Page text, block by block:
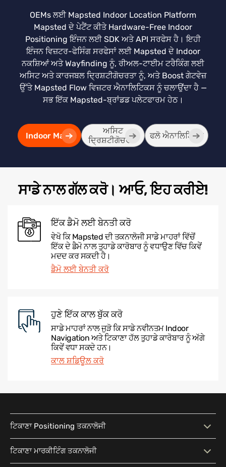
OEMs ਲਈ Mapsted Indoor Location Platform
Mapsted ਦੇ ਪੇਟੈਂਟ ਕੀਤੇ Hardware-Free Indoor
Positioning ਇੰਜਨ ਲਈ SDK ਅਤੇ API ਸਰਫੇਸ ਹੈ। ਇਹੀ
ਇੰਜਨ ਵਿਜ਼ਟਰ-ਫੇਸਿੰਗ ਸਰਫੇਸਾਂ ਲਈ Mapsted ਦੇ Indoor
ਨਕਸ਼ਿਆਂ ਅਤੇ Wayfinding ਨੂੰ, ਰੀਅਲ-ਟਾਈਮ ਟਰੈਕਿੰਗ ਲਈ
ਅਸਿਟ ਅਤੇ ਕਾਰਜਬਲ ਦ੍ਰਿਸ਼ਟੀਗੋਚਰਤਾ ਨੂੰ, ਅਤੇ Boost ਗੇਟਵੇਜ਼
ਉੱਤੇ Mapsted Flow ਵਿਜ਼ਟਰ ਐਨਾਲਿਟਿਕਸ ਨੂੰ ਚਲਾਉਂਦਾ ਹੈ —
ਸਭ ਇੱਕ Mapsted-ਬ੍ਰਾਂਡਡ ਪਲੇਟਫਾਰਮ ਹੇਠ।
Indoor Maps
ਅਸਿਟ
ਦ੍ਰਿਸ਼ਟੀਗੋਚਰਤਾ
ਫਲੋ ਐਨਾਲਿਟਿਕਸ
ਸਾਡੇ ਨਾਲ ਗੱਲ ਕਰੋ। ਆਓ, ਇਹ ਕਰੀਏ!
ਇੱਕ ਡੈਮੋ ਲਈ ਬੇਨਤੀ ਕਰੋ
ਵੇਖੋ ਕਿ Mapsted ਦੀ ਤਕਨਾਲੋਜੀ ਸਾਡੇ ਮਾਹਰਾਂ ਵਿੱਚੋਂ
ਇੱਕ ਦੇ ਡੈਮੋ ਨਾਲ ਤੁਹਾਡੇ ਕਾਰੋਬਾਰ ਨੂੰ ਵਧਾਉਣ ਵਿੱਚ ਕਿਵੇਂ
ਮਦਦ ਕਰ ਸਕਦੀ ਹੈ।
ਡੈਮੋ ਲਈ ਬੇਨਤੀ ਕਰੋ
ਹੁਣੇ ਇੱਕ ਕਾਲ ਬੁੱਕ ਕਰੋ
ਸਾਡੇ ਮਾਹਰਾਂ ਨਾਲ ਜੁੜੋ ਕਿ ਸਾਡੇ ਨਵੀਨਤਮ Indoor
Navigation ਅਤੇ ਟਿਕਾਣਾ ਹੱਲ ਤੁਹਾਡੇ ਕਾਰੋਬਾਰ ਨੂੰ ਅੱਗੇ
ਕਿਵੇਂ ਵਧਾ ਸਕਦੇ ਹਨ।
ਕਾਲ ਸ਼ਡਿਊਲ ਕਰੋ
ਟਿਕਾਣਾ Positioning ਤਕਨਾਲੋਜੀ
ਟਿਕਾਣਾ Positioning ਤਕਨਾਲੋਜੀ
ਟਿਕਾਣਾ ਮਾਰਕੀਟਿੰਗ ਤਕਨਾਲੋਜੀ